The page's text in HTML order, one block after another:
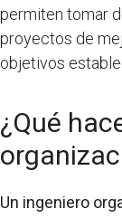
permiten tomar
proyectos de
objetivos
¿Qué
Un ingeniero